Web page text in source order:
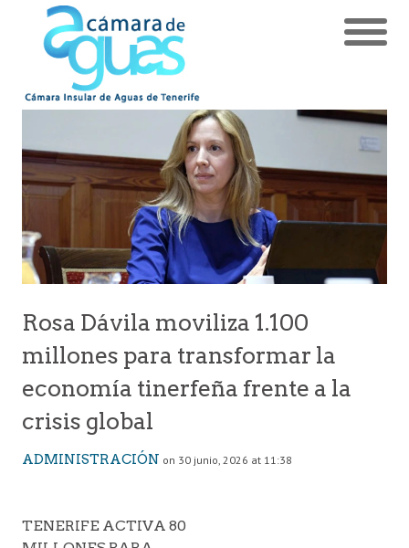
Rosa Dávila moviliza 1.100
millones para transformar la
economía tinerfeña frente a la
crisis global
ADMINISTRACIÓN on 30 junio, 2026 at 11:38
TENERIFE ACTIVA 80